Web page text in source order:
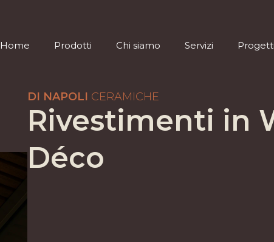
Home Prodotti Chi siamo Servizi Progetti
DI NAPOLI CERAMICHE
Rivestimenti in
Déco